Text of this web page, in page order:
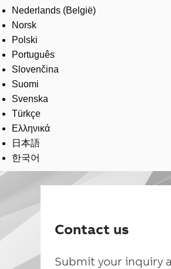
Nederlands (België)
Norsk
Polski
Português
Slovenčina
Suomi
Svenska
Türkçe
Ελληνικά
日本語
한국어
Contact us
Submit your inquiry